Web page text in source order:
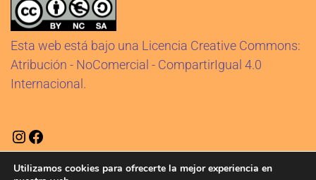
Esta web está bajo una Licencia Creative Commons:
Atribución - NoComercial - CompartirIgual 4.0
Internacional.
Aviso legal Política de cookies
Utilizamos cookies para ofrecerte la mejor experiencia en